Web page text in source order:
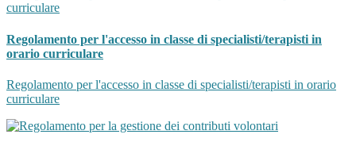
Regolamento per l'accesso in classe di specialisti/terapisti in
orario curriculare
Regolamento per l'accesso in classe di specialisti/terapisti in orario
curriculare